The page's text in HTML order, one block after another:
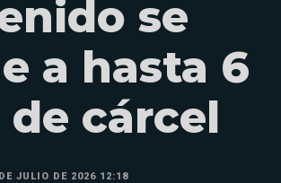
se
a hasta 6
de cárcel
JULIO DE 2026 12:18